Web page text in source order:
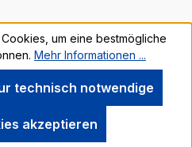
um eine bestmögliche
Mehr Informationen ...
technisch notwendige
akzeptieren